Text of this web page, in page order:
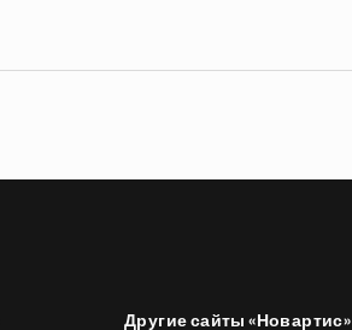
Другие сайты «Новартис»